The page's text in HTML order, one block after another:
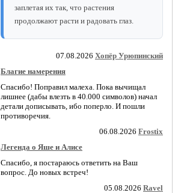
заплетая их так, что растения
продолжают расти и радовать глаз.
07.08.2026 Хопёр Урюпинский
Благие намерения
Спасибо! Поправил малеха. Пока вычищал
лишнее (дабы влезть в 40.000 символов) начал
детали дописывать, ибо поперло. И пошли
противоречия.
06.08.2026 Frostix
Легенда о Яше и Алисе
Спасибо, я постараюсь ответить на Ваш
вопрос. До новых встреч!
05.08.2026 Ravel